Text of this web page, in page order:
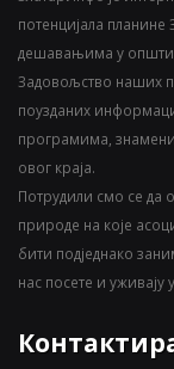
потенцијала
дешавањима у
Задовољство наших
поузданих
програмима,
овог краја.
Потрудили смо се да
природе на које
бити подједнако
нас посете и